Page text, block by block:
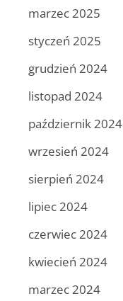
marzec 2025
styczeń 2025
grudzień 2024
listopad 2024
październik 2024
wrzesień 2024
sierpień 2024
lipiec 2024
czerwiec 2024
kwiecień 2024
marzec 2024